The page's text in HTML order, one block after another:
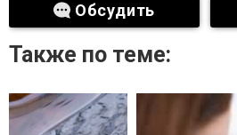
Обсудить
Также по теме: